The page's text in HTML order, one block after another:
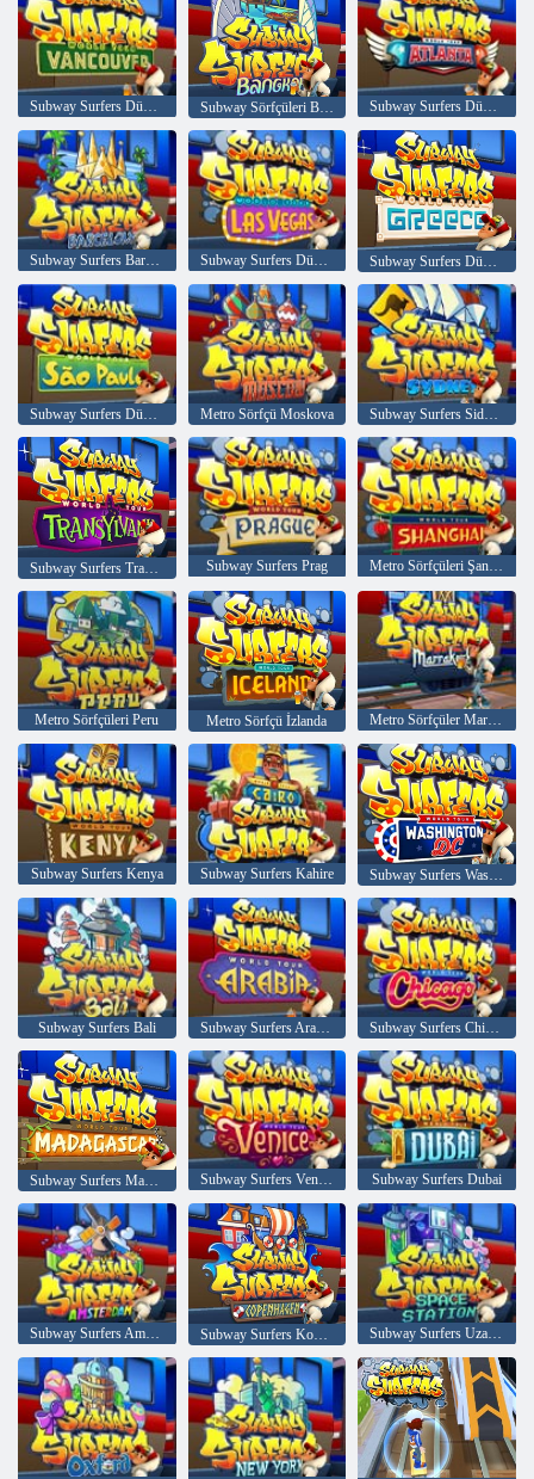
Subway Surfers Dünya Turu Vancouver Subway Sörfçüleri Bangkok Subway Surfers Dünya Turu Atlanta
Subway Surfers Barselona Subway Surfers Dünya Turu: Las Vegas Subway Surfers Dünya turu Yunanistan
Metro Sörfçü Moskova
Subway Surfers Prag Metro Sörfçüleri Şanghay
Metro Sörfçüleri Peru Metro Sörfçü İzlanda Metro Sörfçüler Marakeş
Subway Surfers Kenya Subway Surfers Kahire Subway Surfers Washington
Subway Surfers Bali Subway Surfers Arabistan
Subway Surfers Madagaskar Subway Surfers Venedik Subway Surfers Dubai
Subway Surfers Amsterdam Subway Surfers Kopenhag Subway Surfers Uzay İstasyonu